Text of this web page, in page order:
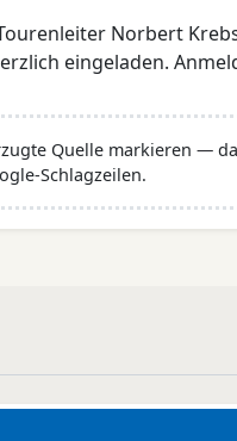
Norbert
eingeladen.
Quelle markieren —
Schlagzeilen.